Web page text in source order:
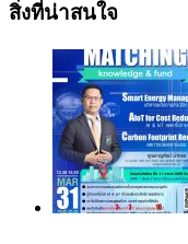
สิ่งที่น่าสนใจ